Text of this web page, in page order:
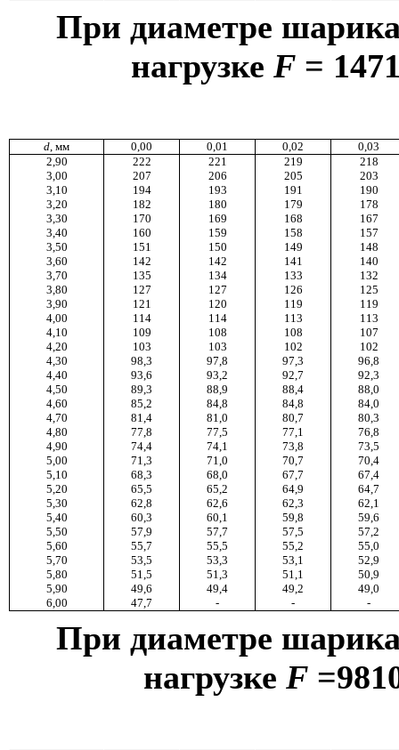
При диаметре
нагрузке F=
d, мм 0,00 0,01 0,02
0,03
2,90
222 221 219
218
3,00
207 206 205
203
3,10
194 193 191
190
3,20
182 180 179
178
3,30
170 169 168
167
3,40
160 159 158
157
3,50
151 150 149
148
3,60
142 142 141
140
3,70
135 134 133
132
3,80
127 127 126
125
3,90
121 120 119
119
4,00
114 114 113
113
4,10
109 108 108
107
4,20
103 103 102
102
4,30
98,3 97,8 97,3
96,8
4,40
93,6 93,2 92,7
92,3
4,50
89,3 88,9 88,4
88,0
4,60
85,2 84,8 84,8
84,0
4,70
81,4 81,0 80,7
80,3
4,80
77,8 77,5 77,1
76,8
4,90
74,4 74,1 73,8
73,5
5,00
71,3 71,0 70,7
70,4
5,10
68,3 68,0 67,7
67,4
5,20
65,5 65,2 64,9
64,7
5,30
62,8 62,6 62,3
62,1
5,40
60,3 60,1 59,8
59,6
5,50
57,9 57,7 57,5
57,2
5,60
55,7 55,5 55,2
55,0
5,70
53,5 53,3 53,1
52,9
5,80
51,5 51,3 51,1
50,9
5,90
49,6 49,4 49,2
49,0
6,00
47,7 - - -
При диаметре
нагрузке F